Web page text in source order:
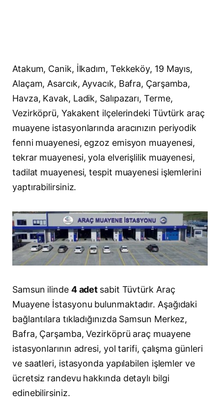
Atakum, Canik, İlkadım, Tekkeköy, 19 Mayıs,
Alaçam, Asarcık, Ayvacık, Bafra, Çarşamba,
Havza, Kavak, Ladik, Salıpazarı, Terme,
Vezirköprü, Yakakent ilçelerindeki Tüvtürk araç
muayene istasyonlarında aracınızın periyodik
fenni muayenesi, egzoz emisyon muayenesi,
tekrar muayenesi, yola elverişlilik muayenesi,
tadilat muayenesi, tespit muayenesi işlemlerini
yaptırabilirsiniz.
Samsun ilinde 4 adet sabit Tüvtürk Araç
Muayene İstasyonu bulunmaktadır. Aşağıdaki
bağlantılara tıkladığınızda Samsun Merkez,
Bafra, Çarşamba, Vezirköprü araç muayene
istasyonlarının adresi, yol tarifi, çalışma günleri
ve saatleri, istasyonda yapılabilen işlemler ve
ücretsiz randevu hakkında detaylı bilgi
edinebilirsiniz.